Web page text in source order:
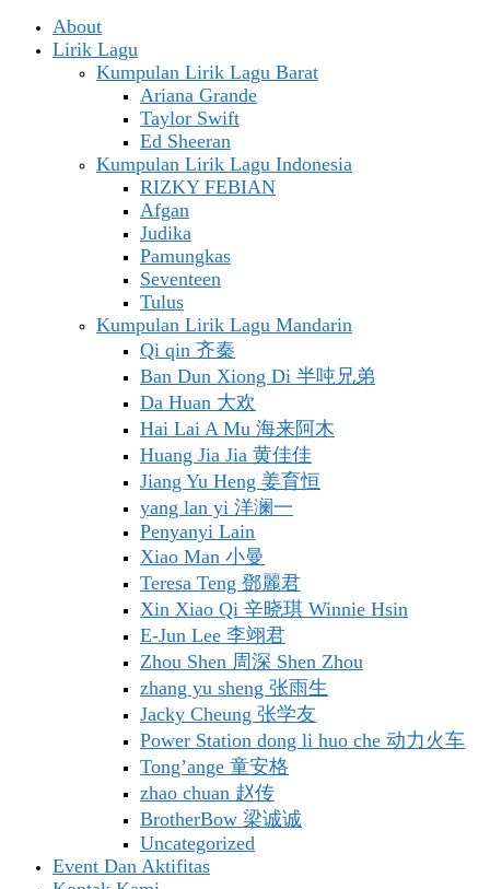
About
Lirik Lagu
Kumpulan Lirik Lagu Barat
Ariana Grande
Taylor Swift
Ed Sheeran
Kumpulan Lirik Lagu Indonesia
RIZKY FEBIAN
Afgan
Judika
Pamungkas
Seventeen
Tulus
Kumpulan Lirik Lagu Mandarin
Qi qin 齐秦
Ban Dun Xiong Di 半吨兄弟
Da Huan 大欢
Hai Lai A Mu 海来阿木
Huang Jia Jia 黄佳佳
Jiang Yu Heng 姜育恒
yang lan yi 洋澜一
Penyanyi Lain
Xiao Man 小曼
Teresa Teng 鄧麗君
Xin Xiao Qi 辛晓琪 Winnie Hsin
E-Jun Lee 李翊君
Zhou Shen 周深 Shen Zhou
zhang yu sheng 张雨生
Jacky Cheung 张学友
Power Station dong li huo che 动力火车
Tong’ange 童安格
zhao chuan 赵传
BrotherBow 梁诚诚
Uncategorized
Event Dan Aktifitas